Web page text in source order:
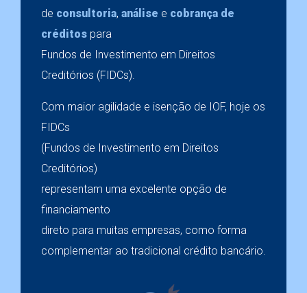
de consultoria, análise e cobrança de
créditos para
Fundos de Investimento em Direitos
Creditórios (FIDCs).
Com maior agilidade e isenção de IOF, hoje os
FIDCs
(Fundos de Investimento em Direitos
Creditórios)
representam uma excelente opção de
financiamento
direto para muitas empresas, como forma
complementar ao tradicional crédito bancário.